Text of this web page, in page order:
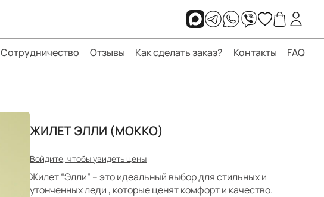
Сотрудничество Отзывы Как сделать заказ? Контакты FAQ
ЖИЛЕТ ЭЛЛИ (МОККО)
Войдите, чтобы увидеть цены
Жилет “Элли” – это идеальный выбор для стильных и
утонченных леди , которые ценят комфорт и качество.